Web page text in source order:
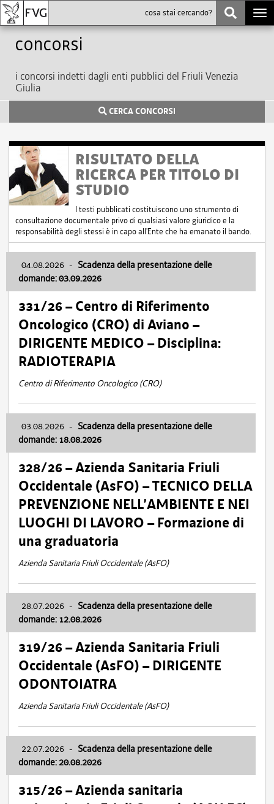
Concorsi
i concorsi indetti dagli enti pubblici del Friuli Venezia
Giulia
CERCA CONCORSI
RISULTATO DELLA
RICERCA PER TITOLO DI
STUDIO
I testi pubblicati costituiscono uno strumento di
consultazione documentale privo di qualsiasi valore giuridico e la
responsabilità degli stessi è in capo all'Ente che ha emanato il bando.
04.08.2026 - Scadenza della presentazione delle
domande: 03.09.2026
331/26 – Centro di Riferimento
Oncologico (CRO) di Aviano –
DIRIGENTE MEDICO – Disciplina:
RADIOTERAPIA
Centro di Riferimento Oncologico (CRO)
03.08.2026 - Scadenza della presentazione delle
domande: 18.08.2026
328/26 – Azienda Sanitaria Friuli
Occidentale (AsFO) – TECNICO DELLA
PREVENZIONE NELL’AMBIENTE E NEI
LUOGHI DI LAVORO – Formazione di
una graduatoria
Azienda Sanitaria Friuli Occidentale (AsFO)
28.07.2026 - Scadenza della presentazione delle
domande: 12.08.2026
319/26 – Azienda Sanitaria Friuli
Occidentale (AsFO) – DIRIGENTE
ODONTOIATRA
Azienda Sanitaria Friuli Occidentale (AsFO)
22.07.2026 - Scadenza della presentazione delle
domande: 20.08.2026
315/26 – Azienda sanitaria